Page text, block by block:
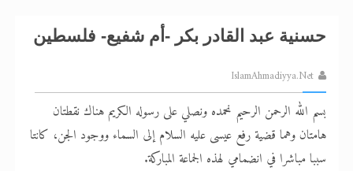
حسنية عبد القادر بكر -أم شفيع- فلسطين
IslamAhmadiyya.Net
بسم الله الرحمن الرحيم نحمده ونصلي على رسوله الكريم هناك نقطتان
هامتان وهما قضية رفع عيسى عليه السلام إلى السماء ووجود الجن، كانتا
سببا مباشرا في انضمامي لهذه الجماعة المباركة.